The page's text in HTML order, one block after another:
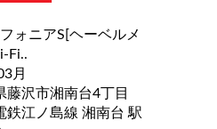
ォニアS[ヘーベルメ
Fi..
月
藤沢市湘南台4丁目
江ノ島線 湘南台 駅